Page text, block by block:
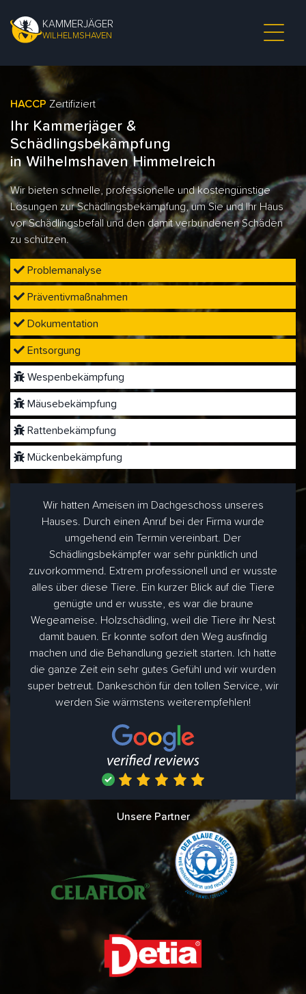
KAMMERJÄGER
WILHELMSHAVEN
HACCP Zertifiziert
Ihr Kammerjäger &
Schädlingsbekämpfung
in Wilhelmshaven Himmelreich
Wir bieten schnelle, professionelle und kostengünstige
Lösungen zur Schädlingsbekämpfung, um Sie und Ihr Haus
vor Schädlingsbefall und den damit verbundenen Schäden
zu schützen.
Problemanalyse
Präventivmaßnahmen
Dokumentation
Entsorgung
Wespenbekämpfung
Mäusebekämpfung
Rattenbekämpfung
Mückenbekämpfung
Wir hatten Ameisen im Dachgeschoss unseres
Hauses. Durch einen Anruf bei der Firma wurde
umgehend ein Termin vereinbart. Der
Schädlingsbekämpfer war sehr pünktlich und
zuvorkommend. Extrem professionell und er wusste
alles über diese Tiere. Ein kurzer Blick auf die Tiere
genügte und er wusste, es war die braune
Wegeameise. Holzschädling, weil die Tiere ihr Nest
damit bauen. Er konnte sofort den Weg ausfindig
machen und die Behandlung gezielt starten. Ich hatte
die ganze Zeit ein sehr gutes Gefühl und wir wurden
super betreut. Dankeschön für den tollen Service, wir
werden Sie wärmstens weiterempfehlen!
Unsere Partner